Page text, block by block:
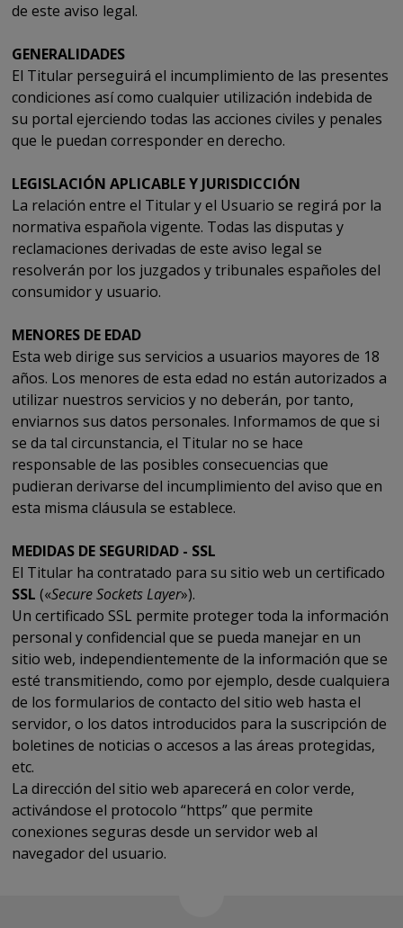
de este aviso legal.
GENERALIDADES
El Titular perseguirá el incumplimiento de las presentes
condiciones así como cualquier utilización indebida de
su portal ejerciendo todas las acciones civiles y penales
que le puedan corresponder en derecho.
LEGISLACIÓN APLICABLE Y JURISDICCIÓN
La relación entre el Titular y el Usuario se regirá por la
normativa española vigente. Todas las disputas y
reclamaciones derivadas de este aviso legal se
resolverán por los juzgados y tribunales españoles del
consumidor y usuario.
MENORES DE EDAD
Esta web dirige sus servicios a usuarios mayores de 18
años. Los menores de esta edad no están autorizados a
utilizar nuestros servicios y no deberán, por tanto,
enviarnos sus datos personales. Informamos de que si
se da tal circunstancia, el Titular no se hace
responsable de las posibles consecuencias que
pudieran derivarse del incumplimiento del aviso que en
esta misma cláusula se establece.
MEDIDAS DE SEGURIDAD - SSL
El Titular ha contratado para su sitio web un certificado
SSL («Secure Sockets Layer»).
Un certificado SSL permite proteger toda la información
personal y confidencial que se pueda manejar en un
sitio web, independientemente de la información que se
esté transmitiendo, como por ejemplo, desde cualquiera
de los formularios de contacto del sitio web hasta el
servidor, o los datos introducidos para la suscripción de
boletines de noticias o accesos a las áreas protegidas,
etc.
La dirección del sitio web aparecerá en color verde,
activándose el protocolo “https” que permite
conexiones seguras desde un servidor web al
navegador del usuario.